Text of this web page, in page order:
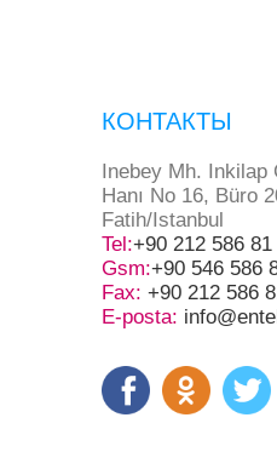
КОНТАКТЫ
Inebey Mh.
Hanı No 16, Büro
Fatih/Istanbul
Tel:+90 212 586 81
Gsm:+90 546 586
Fax: +90 212 586
E-posta: